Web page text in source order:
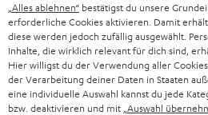
Downloads und
„Alles ablehnen“ bestätigst du unsere
erforderliche Cookies aktivieren. Damit
diese werden jedoch zufällig ausgewählt.
Inhalte, die wirklich relevant für dich sind,
Hier willigst du der Verwendung aller
der Verarbeitung deiner Daten in Staaten
eine individuelle Auswahl kannst du jede
bzw. deaktivieren und mit „Auswahl